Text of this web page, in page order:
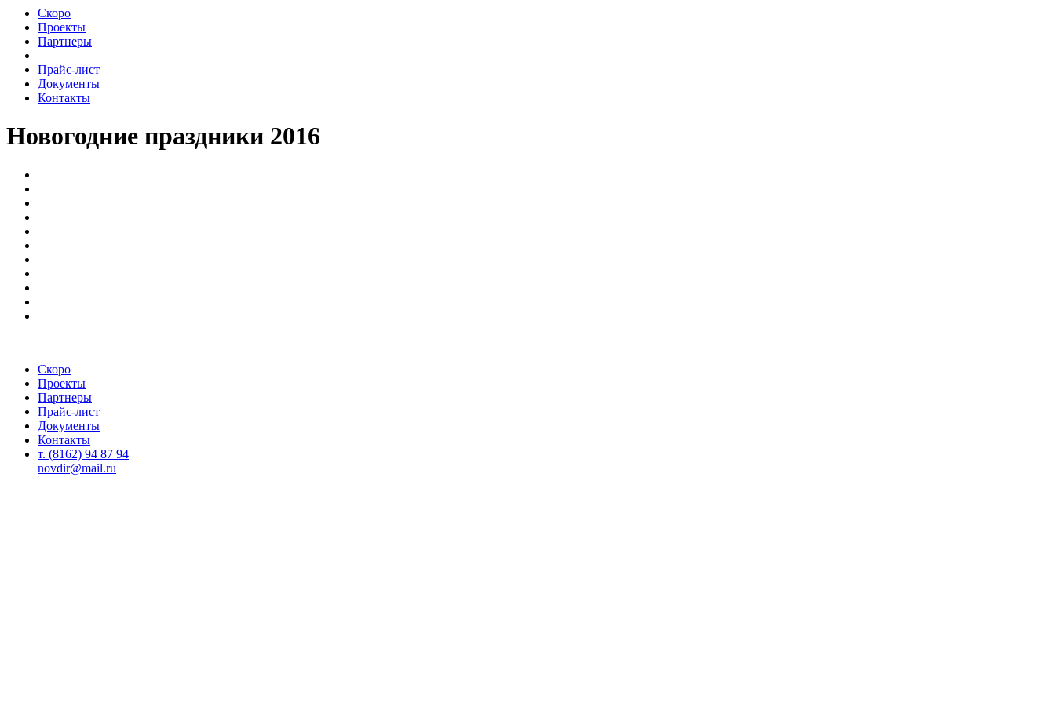
Скоро
Проекты
Партнеры
Прайс-лист
Документы
Контакты
Новогодние праздники 2016
Скоро
Проекты
Партнеры
Прайс-лист
Документы
Контакты
т. (8162) 94 87 94
novdir@mail.ru